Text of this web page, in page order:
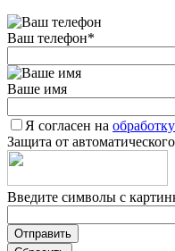
Ваш телефон*
Ваше имя
Я согласен на
Защита от
Введите символы с